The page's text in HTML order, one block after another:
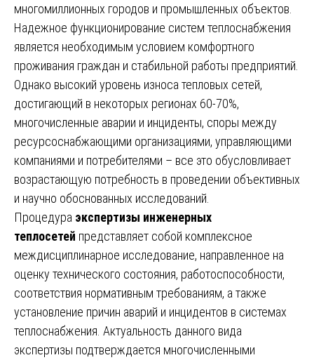
многомиллионных городов и промышленных объектов.
Надежное функционирование систем теплоснабжения
является необходимым условием комфортного
проживания граждан и стабильной работы предприятий.
Однако высокий уровень износа тепловых сетей,
достигающий в некоторых регионах 60-70%,
многочисленные аварии и инциденты, споры между
ресурсоснабжающими организациями, управляющими
компаниями и потребителями – все это обусловливает
возрастающую потребность в проведении объективных
и научно обоснованных исследований.
Процедура экспертизы инженерных
теплосетей представляет собой комплексное
междисциплинарное исследование, направленное на
оценку технического состояния, работоспособности,
соответствия нормативным требованиям, а также
установление причин аварий и инцидентов в системах
теплоснабжения. Актуальность данного вида
экспертизы подтверждается многочисленными